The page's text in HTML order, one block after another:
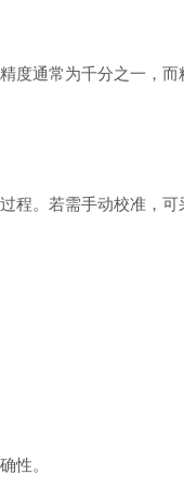
通常为千分之一，而
。若需手动校准，可
性。